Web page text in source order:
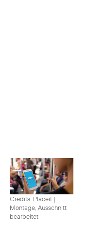
Credits: Placeit |
Montage, Ausschnitt
bearbeitet